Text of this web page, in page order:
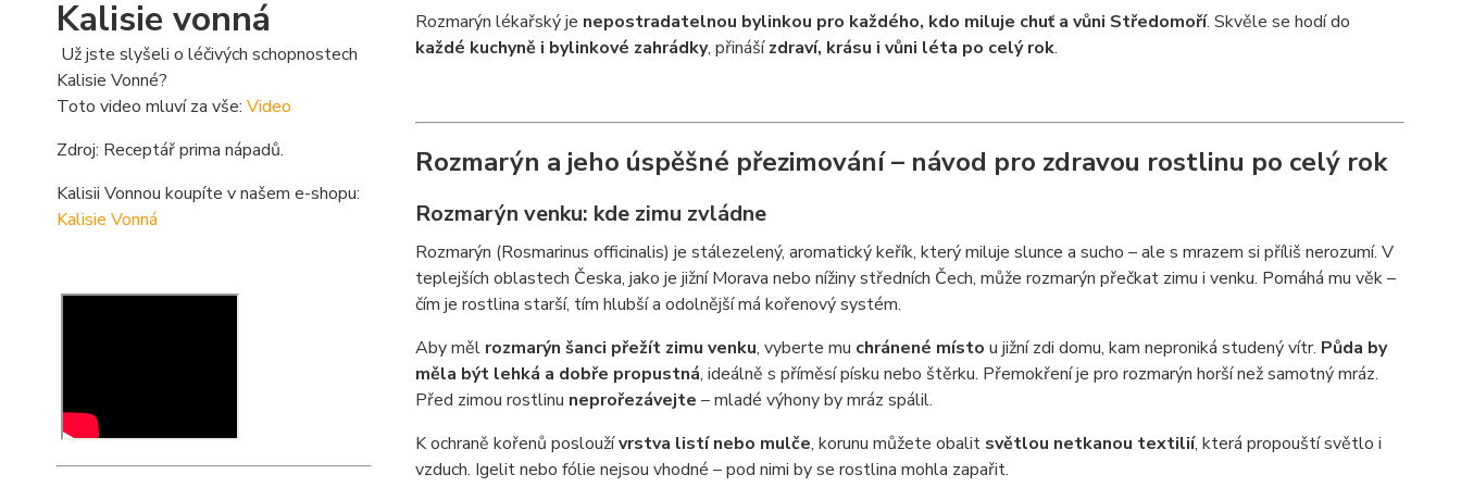
Kalisie vonná
Už jste slyšeli o léčivých schopnostech
Kalisie Vonné?
Toto video mluví za vše: Video
Zdroj: Receptář prima nápadů.
Kalisii Vonnou koupíte v našem e-shopu:
Kalisie Vonná
Rozmarýn lékařský je nepostradatelnou bylinkou pro každého, kdo miluje chuť a vůni Středomoří. Skvěle se hodí do
každé kuchyně i bylinkové zahrádky, přinášízdraví, krásu i vůni léta po celý rok.
Rozmarýn a jeho úspěšné přezimování – návod pro zdravou rostlinu po celý rok
Rozmarýn venku: kde zimu zvládne
Rozmarýn (Rosmarinus officinalis) je stálezelený, aromatický keřík, který miluje slunce a sucho – ale s mrazem si příliš nerozumí. V
teplejších oblastech Česka, jako je jižní Morava nebo nížiny středních Čech, může rozmarýn přečkat zimu i venku. Pomáhá mu věk –
čím je rostlina starší, tím hlubší a odolnější má kořenový systém.
Aby měl rozmarýn šanci přežít zimu venku, vyberte mu chránené místo u jižní zdi domu, kam neproniká studený vítr. Půda by
měla být lehká a dobře propustná, ideálně s příměsí písku nebo štěrku. Přemokření je pro rozmarýn horší než samotný mráz.
Před zimou rostlinu neprořezávejte – mladé výhony by mráz spálil.
K ochraně kořenů posloužívrstva listí nebo mulče, korunu můžete obalit světlou netkanou textilií, která propouští světlo i
vzduch. Igelit nebo fólie nejsou vhodné – pod nimi by se rostlina mohla zapařit.